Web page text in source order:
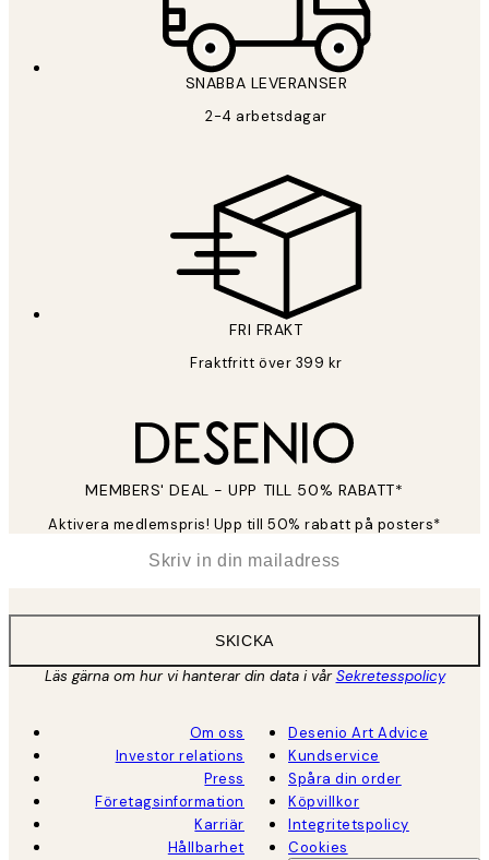
SNABBA LEVERANSER
2-4 arbetsdagar
FRI FRAKT
Fraktfritt över 399 kr
MEMBERS' DEAL - UPP TILL 50% RABATT*
Aktivera medlemspris! Upp till 50% rabatt på posters*
SKICKA
Läs gärna om hur vi hanterar din data i vårSekretesspolicy
Om oss
Investor relations
Press
Företagsinformation
Karriär
Hållbarhet
Desenio Art Advice
Kundservice
Spåra din order
Köpvillkor
Integritetspolicy
Cookies